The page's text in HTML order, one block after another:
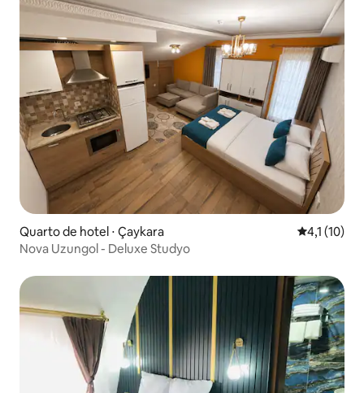
Quarto de hotel ⋅ Çaykara 4,1 de uma
4,1 (10)
Nova Uzungol - Deluxe Studyo